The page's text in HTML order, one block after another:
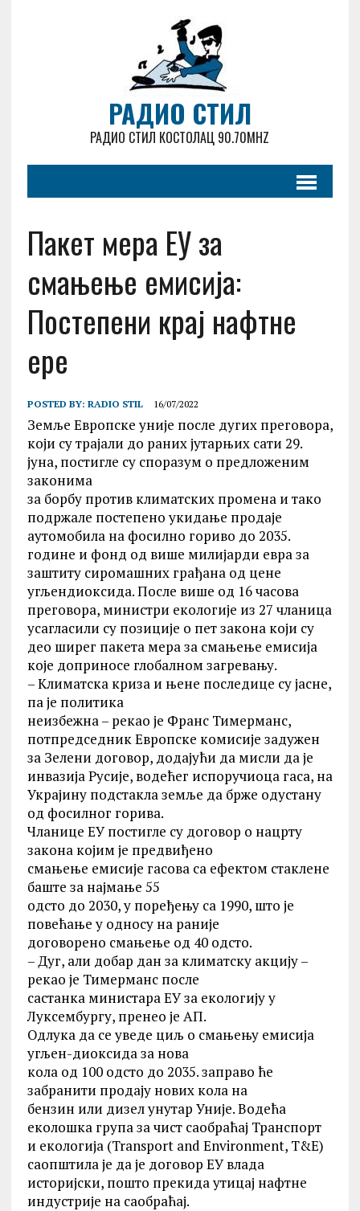
РАДИО СТИЛ
РАДИО СТИЛ КОСТОЛАЦ 90.70MHZ
Пакет мера ЕУ за
смањење емисија:
Постепени крај нафтне
ере
POSTED BY: RADIO STIL 16/07/2022
Земље Европске уније после дугих преговора,
који су трајали до раних јутарњих сати 29.
јуна, постигле су споразум о предложеним
законима
за борбу против климатских промена и тако
подржале постепено укидање продаје
аутомобила на фосилно гориво до 2035.
године и фонд од више милијарди евра за
заштиту сиромашних грађана од цене
угљендиоксида. После више од 16 часова
преговора, министри екологије из 27 чланица
усагласили су позиције о пет закона који су
део ширег пакета мера за смањење емисија
које доприносе глобалном загревању.
– Климатска криза и њене последице су јасне,
па је политика
неизбежна – рекао је Франс Тимерманс,
потпредседник Европске комисије задужен
за Зелени договор, додајући да мисли да је
инвазија Русије, водећег испоручиоца гаса, на
Украјину подстакла земље да брже одустану
од фосилног горива.
Чланице ЕУ постигле су договор о нацрту
закона којим је предвиђено
смањење емисије гасова са ефектом стаклене
баште за најмање 55
одсто до 2030, у поређењу са 1990, што је
повећање у односу на раније
договорено смањење од 40 одсто.
– Дуг, али добар дан за климатску акцију –
рекао је Тимерманс после
састанка министара ЕУ за екологију у
Луксембургу, пренео је АП.
Одлука да се уведе циљ о смањењу емисија
угљен-диоксида за нова
кола од 100 одсто до 2035. заправо ће
забранити продају нових кола на
бензин или дизел унутар Уније. Водећа
еколошка група за чист саобраћај Транспорт
и екологија (Transport and Environment, T&E)
саопштила је да је договор ЕУ влада
историјски, пошто прекида утицај нафтне
индустрије на саобраћај.